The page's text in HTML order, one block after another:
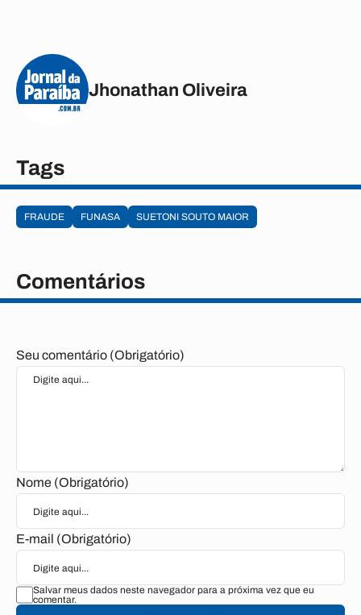
Jhonathan Oliveira
Tags
FRAUDE FUNASA SUETONI SOUTO MAIOR
Comentários
Seu comentário (Obrigatório)
Nome (Obrigatório)
E-mail (Obrigatório)
Salvar meus dados neste navegador para a próxima vez que eu
comentar.